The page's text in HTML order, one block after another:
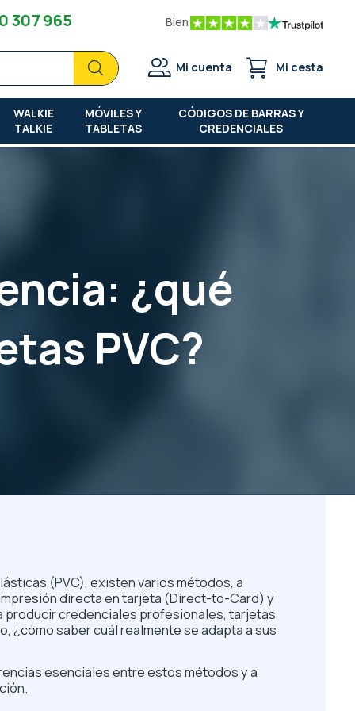
307 965 Bien
BuscarBuscar
Mi cuenta Mi cesta
WALKIE
TALKIE
MÓVILES Y
TABLETAS
CÓDIGOS DE BARRAS Y
CREDENCIALES
¿qué
PVC?
(PVC), existen varios métodos, a
directa en tarjeta (Direct-to-Card) y
producir credenciales profesionales, tarjetas
¿cómo saber cuál realmente se adapta a sus
esenciales entre estos métodos y a